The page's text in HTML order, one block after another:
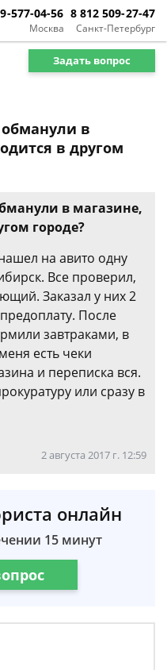
Москва
577-04-56
Санкт-Петербург
8 812 509-27-47
Задать вопрос
в
в другом
в магазине,
городе?
на авито одну
Все проверил,
Заказал у них 2
После
завтраками, в
есть чеки
и переписка вся.
или сразу в
2 августа 2017 г. 12:59
онлайн
15 минут